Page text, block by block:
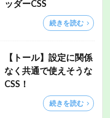
ッダーCSS
続きを読む
【トール】設定に関係
なく共通で使えそうな
CSS！
続きを読む